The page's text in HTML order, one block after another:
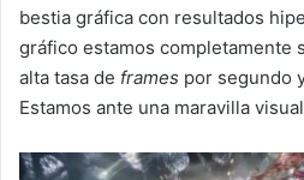
bestia gráfica con resultados
gráfico estamos completamente
alta tasa de frames por segundo
Estamos ante una maravilla